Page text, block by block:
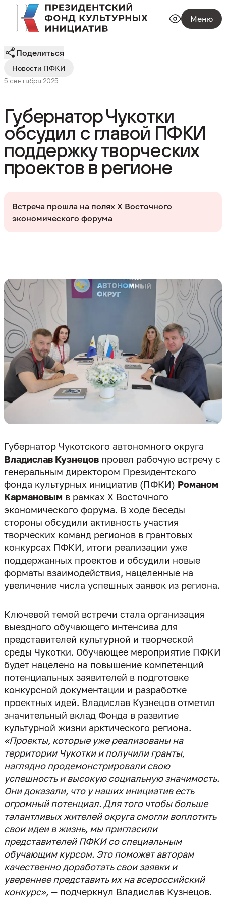
Меню
Новости ПФКИ
5 сентября 2025
Поделиться
Губернатор Чукотки
обсудил с главой ПФКИ
поддержку творческих
проектов в регионе
Встреча прошла на полях Х Восточного
экономического форума
Губернатор Чукотского автономного округа
Владислав Кузнецов провел рабочую встречу с
генеральным директором Президентского
фонда культурных инициатив (ПФКИ) Романом
Кармановым в рамках Х Восточного
экономического форума. В ходе беседы
стороны обсудили активность участия
творческих команд регионов в грантовых
конкурсах ПФКИ, итоги реализации уже
поддержанных проектов и обсудили новые
форматы взаимодействия, нацеленные на
увеличение числа успешных заявок из региона.
Ключевой темой встречи стала организация
выездного обучающего интенсива для
представителей культурной и творческой
среды Чукотки. Обучающее мероприятие ПФКИ
будет нацелено на повышение компетенций
потенциальных заявителей в подготовке
конкурсной документации и разработке
проектных идей. Владислав Кузнецов отметил
значительный вклад Фонда в развитие
культурной жизни арктического региона.
«Проекты, которые уже реализованы на
территории Чукотки и получили гранты,
наглядно продемонстрировали свою
успешность и высокую социальную значимость.
Они доказали, что у наших инициатив есть
огромный потенциал. Для того чтобы больше
талантливых жителей округа смогли воплотить
свои идеи в жизнь, мы пригласили
представителей ПФКИ со специальным
обучающим курсом. Это поможет авторам
качественно доработать свои заявки и
увереннее представить их на всероссийский
конкурс», — подчеркнул Владислав Кузнецов.